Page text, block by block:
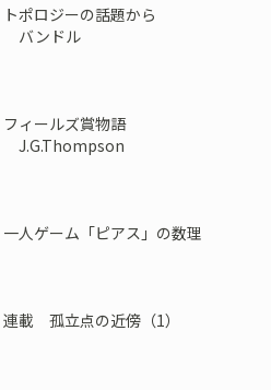
トポロジーの話題から
バンドル
フィールズ賞物語
J.G.Thompson
一人ゲーム「ピアス」の数理
連載 孤立点の近傍（1）